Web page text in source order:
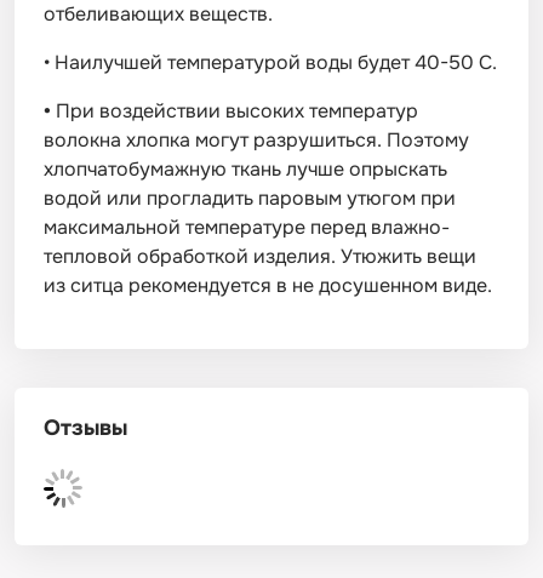
отбеливающих веществ.
• Наилучшей температурой воды будет 40-50 С.
• При воздействии высоких температур
волокна хлопка могут разрушиться. Поэтому
хлопчатобумажную ткань лучше опрыскать
водой или прогладить паровым утюгом при
максимальной температуре перед влажно-
тепловой обработкой изделия. Утюжить вещи
из ситца рекомендуется в не досушенном виде.
Отзывы